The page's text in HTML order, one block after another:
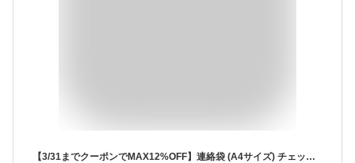
【3/31までクーポンでMAX12%OFF】連絡袋 (A4サイズ) チェック大・紺 子供用 連絡帳 袋 連絡帳入れ 小学生 小学校 かわいい A4 小学校